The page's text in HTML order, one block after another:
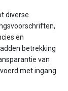
diverse
en
betrekking
van
met ingang